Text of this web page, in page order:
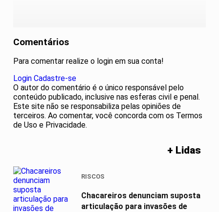
Comentários
Para comentar realize o login em sua conta!
Login Cadastre-se
O autor do comentário é o único responsável pelo
conteúdo publicado, inclusive nas esferas civil e penal.
Este site não se responsabiliza pelas opiniões de
terceiros. Ao comentar, você concorda com os Termos
de Uso e Privacidade.
+ Lidas
RISCOS
Chacareiros denunciam suposta
articulação para invasões de